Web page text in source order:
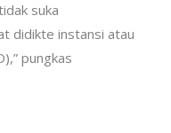
suka
didikte instansi atau
pungkas